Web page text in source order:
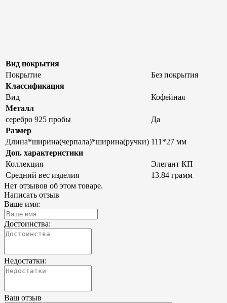
Вид покрытия
Покрытие
Без покрытия
Классификация
Вид
Кофейная
Металл
серебро 925 пробы
Да
Размер
Длина*ширина(черпала)*ширина(ручки) 111*27 мм
Доп. характеристики
Коллекция
Элегант КП
Средний вес изделия
13.84 грамм
Нет отзывов об этом товаре.
Написать отзыв
Ваше имя:
Достоинства:
Недостатки:
Ваш отзыв